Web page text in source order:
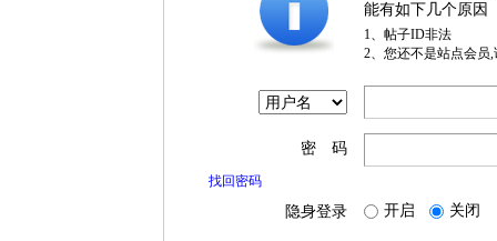
能有如下几个原因
1、帖子ID非法
2、您还不是站点会员
密 码
找回密码
隐身登录 开启 关闭